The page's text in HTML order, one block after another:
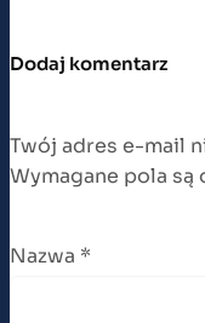
Dodaj komentarz
Twój adres e-mail
Wymagane pola są
Nazwa *